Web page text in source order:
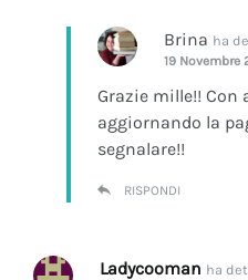
Brina ha
19 Novembre
Grazie mille!!
aggiornando la
segnalare!!
RISPONDI
Ladycooman ha